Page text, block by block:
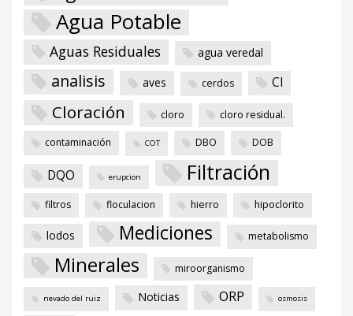
Agua Potable
Aguas Residuales agua veredal
analisis aves cerdos Cl
Cloración cloro cloro residual.
contaminación COT DBO DOB
DQO erupcion Filtración
filtros floculacion hierro hipoclorito
lodos Mediciones metabolismo
Minerales miroorganismo
nevado del ruiz Noticias ORP osmosis